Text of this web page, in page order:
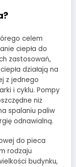
celem
ciepła do
zastosowań,
działają na
z jednego
i cyklu. Pompy
niż
spalaniu paliw
odnawialną.
do pieca
rodzaju
budynku,